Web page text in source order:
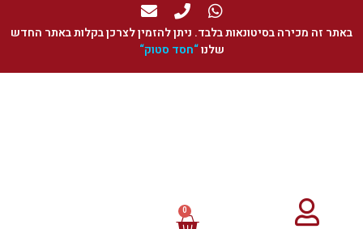
באתר זה מכירה בסיטונאות בלבד. ניתן להזמין לצרכן בקלות באתר החדש
שלנו“חסד סטוק“